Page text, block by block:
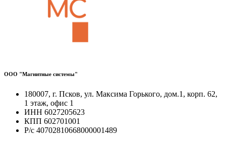
ООО "Магнитные системы"
180007, г. Псков, ул. Максима Горького, дом.1, корп. 62,
1 этаж, офис 1
ИНН 6027205623
КПП 602701001
Р/с 40702810668000001489